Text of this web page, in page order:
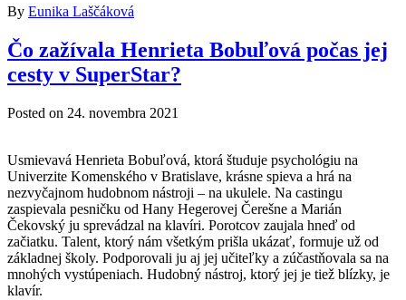
By Eunika Laščáková
Čo zažívala Henrieta Bobuľová počas jej
cesty v SuperStar?
Posted on 24. novembra 2021
Usmievavá Henrieta Bobuľová, ktorá študuje psychológiu na
Univerzite Komenského v Bratislave, krásne spieva a hrá na
nezvyčajnom hudobnom nástroji – na ukulele. Na castingu
zaspievala pesničku od Hany Hegerovej Čerešne a Marián
Čekovský ju sprevádzal na klavíri. Porotcov zaujala hneď od
začiatku. Talent, ktorý nám všetkým prišla ukázať, formuje už od
základnej školy. Podporovali ju aj jej učiteľky a zúčastňovala sa na
mnohých vystúpeniach. Hudobný nástroj, ktorý jej je tiež blízky, je
klavír.